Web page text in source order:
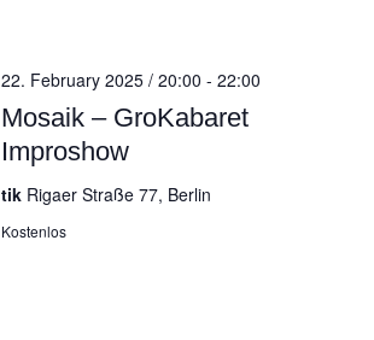
Mosaik – GroKabaret
Improshow
22. February 2025 / 20:00 - 22:00
tik Rigaer Straße 77, Berlin
Kostenlos